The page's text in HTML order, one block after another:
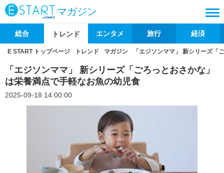
マガジン
総合 トレンド エンタメ 旅行 経済
E START トップページ トレンド マガジン 「エジソンママ」 新シリーズ「
「エジソンママ」 新シリーズ「ごろっとおさかな」
は栄養満点で手軽なお魚の幼児食
2025-09-18 14:00:00